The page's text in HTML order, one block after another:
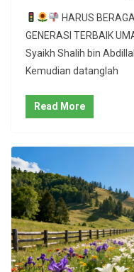
HARUS
GENERASI TERBAIK
Syaikh Shalih bin
Kemudian datanglah
Read More